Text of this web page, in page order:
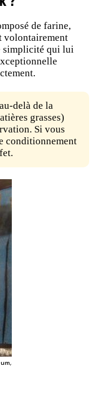
de farine,
volontairement
simplicité qui lui
delà de la
grasses)
Si vous
conditionnement